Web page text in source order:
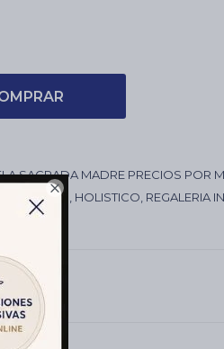

SAGRADA MADRE PRECIOS POR
HOLISTICO, REGALERIA